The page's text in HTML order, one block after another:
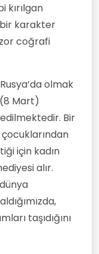
kırılgan
karakter
zor coğrafi
olmak
Mart)
Bir
için kadın
alır.
taşıdığını